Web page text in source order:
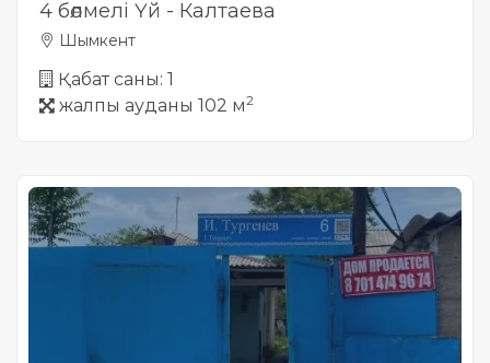
4 бөлмелі Үй - Калтаева
Шымкент
Қабат саны: 1
жалпы ауданы 102 м2